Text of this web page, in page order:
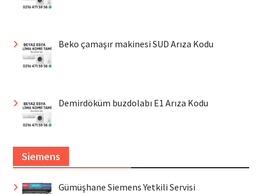
Beko çamaşır makinesi SUD Arıza Kodu
Demirdöküm buzdolabı E1 Arıza Kodu
Siemens
Gümüşhane Siemens Yetkili Servisi